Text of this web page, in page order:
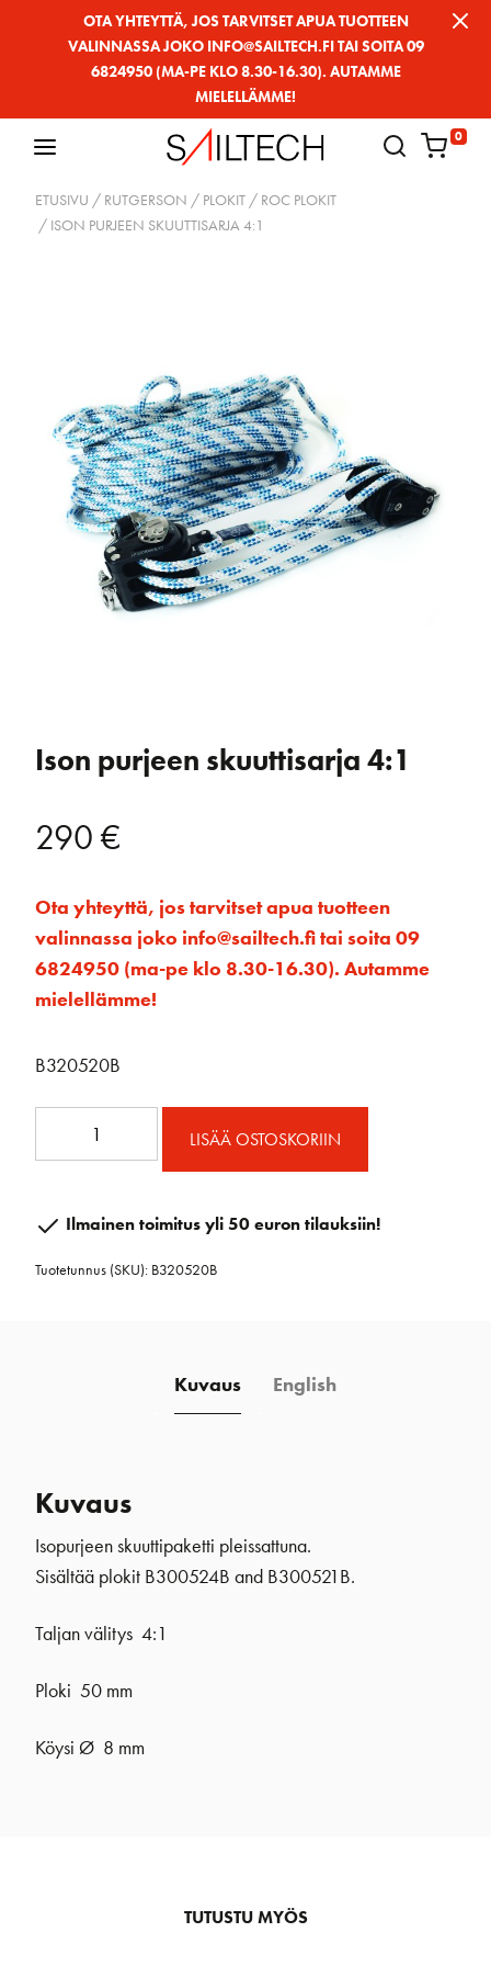
OTA YHTEYTTÄ, JOS TARVITSET APUA TUOTTEEN
VALINNASSA JOKO INFO@SAILTECH.FI TAI SOITA 09
6824950 (MA-PE KLO 8.30-16.30). AUTAMME
MIELELLÄMME!
0
ETUSIVU / RUTGERSON / PLOKIT / ROC PLOKIT
/ ISON PURJEEN SKUUTTISARJA 4:1
Ison purjeen skuuttisarja 4:1
290€
Ota yhteyttä, jos tarvitset apua tuotteen
valinnassa joko info@sailtech.fi tai soita 09
6824950 (ma-pe klo 8.30-16.30). Autamme
mielellämme!
B320520B
4:1
LISÄÄ OSTOSKORIIN
Ilmainen toimitus yli 50 euron tilauksiin!
Tuotetunnus (SKU): B320520B
Kuvaus English
Kuvaus
Isopurjeen skuuttipaketti pleissattuna.
Sisältää plokit B300524B and B300521B.
Taljan välitys 4:1
Ploki 50 mm
Köysi Ø 8 mm
TUTUSTU MYÖS